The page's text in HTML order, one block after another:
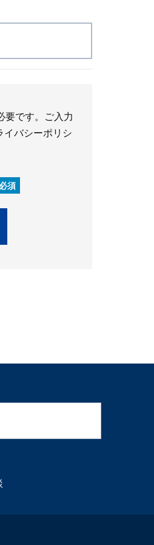
要です。ご入力
イバシーポリシ
必須